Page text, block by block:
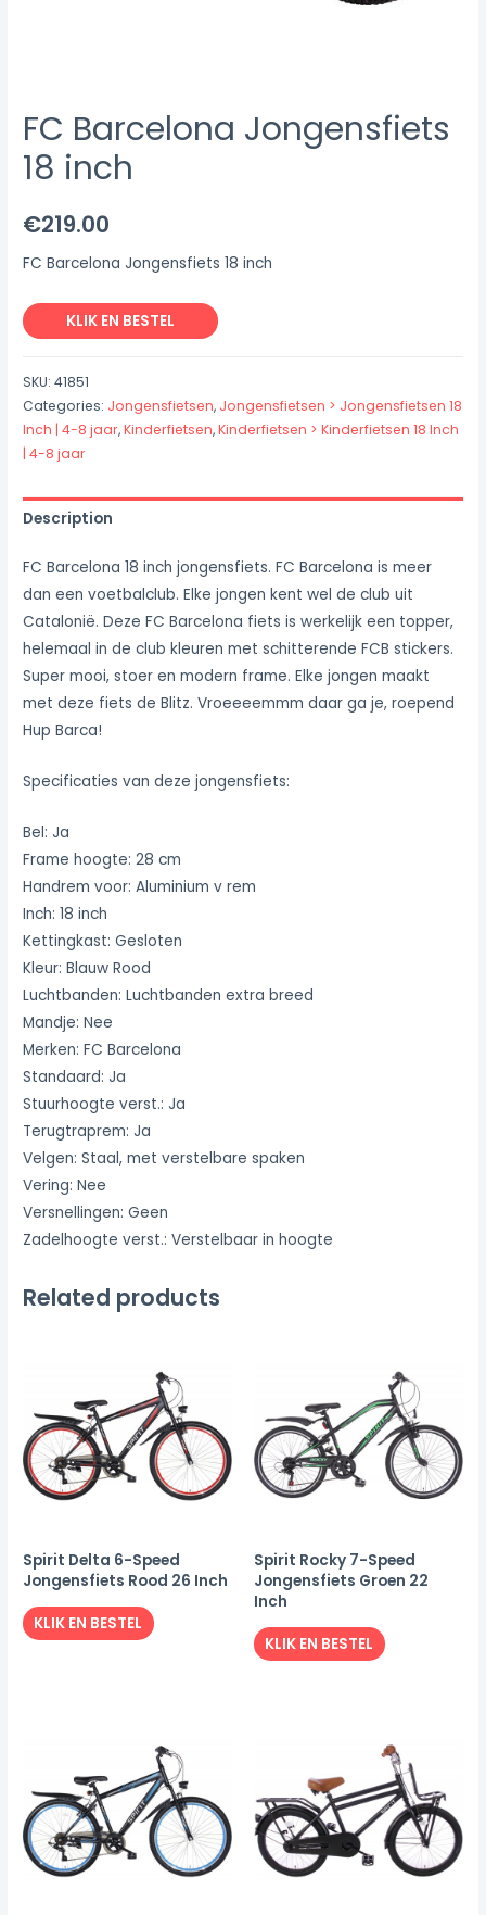
FC Barcelona Jongensfiets
18 inch
€219.00
FC Barcelona Jongensfiets 18 inch
KLIK EN BESTEL
SKU:41851
Categories: Jongensfietsen, Jongensfietsen > Jongensfietsen 18
Inch | 4-8 jaar,Kinderfietsen,Kinderfietsen > Kinderfietsen 18 Inch
| 4-8 jaar
Description
FC Barcelona 18 inch jongensfiets. FC Barcelona is meer
dan een voetbalclub. Elke jongen kent wel de club uit
Catalonië. Deze FC Barcelona fiets is werkelijk een topper,
helemaal in de club kleuren met schitterende FCB stickers.
Super mooi, stoer en modern frame. Elke jongen maakt
met deze fiets de Blitz. Vroeeeemmm daar ga je, roepend
Hup Barca!
Specificaties van deze jongensfiets:
Bel: Ja
Frame hoogte: 28 cm
Handrem voor: Aluminium v rem
Inch: 18 inch
Kettingkast: Gesloten
Kleur: Blauw Rood
Luchtbanden: Luchtbanden extra breed
Mandje: Nee
Merken: FC Barcelona
Standaard: Ja
Stuurhoogte verst.: Ja
Terugtraprem: Ja
Velgen: Staal, met verstelbare spaken
Vering: Nee
Versnellingen: Geen
Zadelhoogte verst.: Verstelbaar in hoogte
Related products
Spirit Delta 6-Speed
Jongensfiets Rood 26 Inch
KLIK EN BESTEL
Spirit Rocky 7-Speed
Jongensfiets Groen 22
Inch
KLIK EN BESTEL